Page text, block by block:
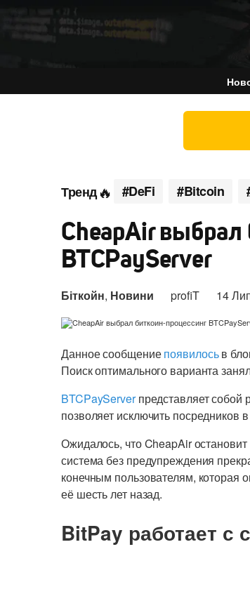
Тренд #DeFi #Bitcoin
CheapAir выбрал
BTCPayServer
Біткойн, Новини profiT 14
Данное сообщениепоявилосьв
Поиск оптимального варианта
BTCPayServerпредставляет собой
позволяет исключить
Ожидалось, что CheapAir
система без предупреждения
конечным пользователям, которая
её шесть лет назад.
BitPay работает с